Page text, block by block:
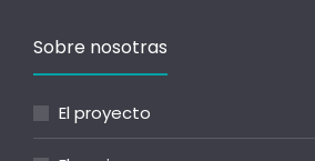
Sobre nosotras
El proyecto